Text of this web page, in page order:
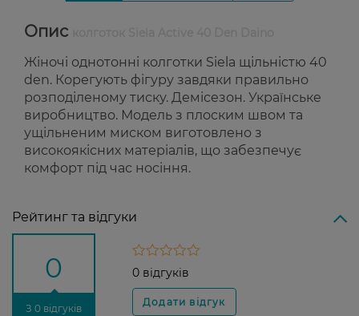
Опис
Жіночі однотонні колготки Siela щільністю 40
den. Корегують фігуру завдяки правильно
розподіленому тиску. Демісезон. Українське
виробництво. Модель з плоским швом та
ущільненим миском виготовлено з
високоякісних матеріалів, що забезпечує
комфорт під час носіння.
Рейтинг та відгуки
0
З 0 відгуків
0 відгуків